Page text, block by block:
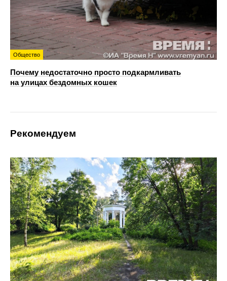
Общество
Почему недостаточно просто подкармливать
на улицах бездомных кошек
Рекомендуем